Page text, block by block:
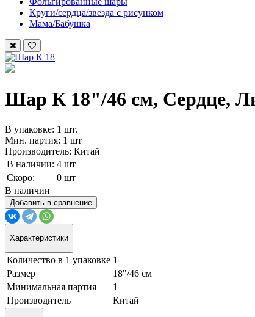
Круги/сердца/звезда с рисунком
Мама/Бабушка
Шар К 18"/46 см, Сердце,
В упаковке: 1 шт.
Мин. партия: 1 шт
Производитель: Китай
В наличии: 4 шт
Скоро:
0 шт
В наличии
Добавить в сравнение
Характеристики
Количество в 1 упаковке 1
Размер
18"/46 см
Минимальная партия
1
Производитель
Китай